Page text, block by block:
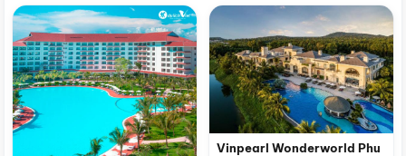
Vinpearl Wonderworld Phu